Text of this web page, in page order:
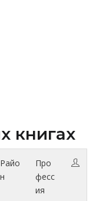
книгах
Райо
н
Про
фесс
ия